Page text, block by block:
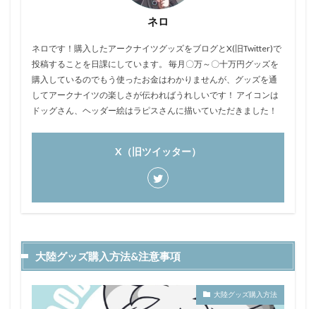
ネロ
ネロです！購入したアークナイツグッズをブログとX(旧Twitter)で
投稿することを日課にしています。 毎月〇万～〇十万円グッズを
購入しているのでもう使ったお金はわかりませんが、グッズを通
してアークナイツの楽しさが伝わればうれしいです！ アイコンは
ドッグさん、ヘッダー絵はラピスさんに描いていただきました！
X（旧ツイッター）
大陸グッズ購入方法&注意事項
大陸グッズ購入方法